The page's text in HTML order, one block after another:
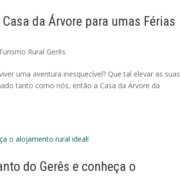
da Árvore para umas Férias
Rural Gerês
uma aventura inesquecível? Que tal elevar as suas
tanto como nós, então a Casa da Árvore da
do Gerês e conheça o